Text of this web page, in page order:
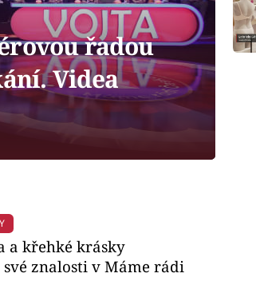
řadou
Videa
a křehké krásky
znalosti v Máme rádi